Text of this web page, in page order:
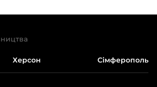
Херсон Сімферополь